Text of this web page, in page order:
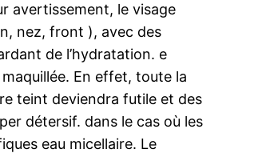
avertissement, le visage
nez, front ), avec des
de l’hydratation. e
En effet, toute la
teint deviendra futile et des
détersif. dans le cas où les
eau micellaire. Le